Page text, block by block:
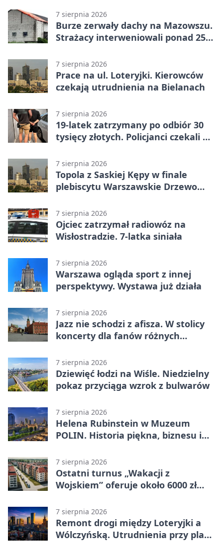
7 sierpnia 2026
Burze zerwały dachy na Mazowszu.
Strażacy interweniowali ponad 250
7 sierpnia 2026
Prace na ul. Loteryjki. Kierowców
czekają utrudnienia na Bielanach
7 sierpnia 2026
19-latek zatrzymany po odbiór 30
tysięcy złotych. Policjanci czekali w
7 sierpnia 2026
Topola z Saskiej Kępy w finale
plebiscytu Warszawskie Drzewo
7 sierpnia 2026
Ojciec zatrzymał radiowóz na
Wisłostradzie. 7-latka siniała
7 sierpnia 2026
Warszawa ogląda sport z innej
perspektywy. Wystawa już działa
7 sierpnia 2026
Jazz nie schodzi z afisza. W stolicy
koncerty dla fanów różnych
7 sierpnia 2026
Dziewięć łodzi na Wiśle. Niedzielny
pokaz przyciąga wzrok z bulwarów
7 sierpnia 2026
Helena Rubinstein w Muzeum
POLIN. Historia piękna, biznesu i
7 sierpnia 2026
Ostatni turnus „Wakacji z
Wojskiem” oferuje około 6000 zł
7 sierpnia 2026
Remont drogi między Loteryjki a
Wólczyńską. Utrudnienia przy placu